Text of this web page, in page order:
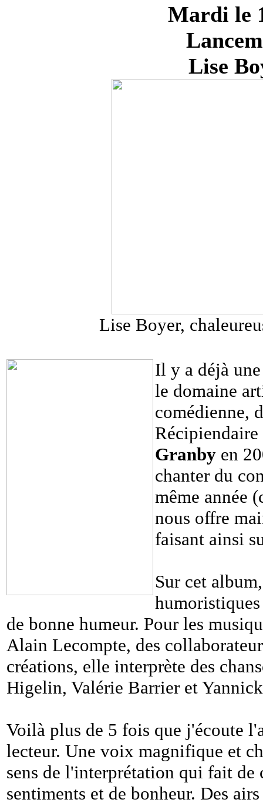
Mardi le
Lise
Lise Boyer,
Il y a déjà
le domaine
comédienne,
Granby en
chanter du
même année
nous offre
faisant ainsi
Sur cet
de bonne humeur. Pour les
Alain Lecompte, des
créations, elle interprète des
Higelin, Valérie Barrier et
Voilà plus de 5 fois que j'écoute
lecteur. Une voix magnifique et
sens de l'interprétation qui fait
sentiments et de bonheur. Des